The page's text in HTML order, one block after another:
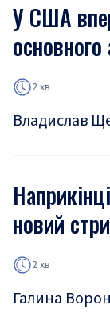
У США
2 хв
Владислав
новий
2 хв
Галина